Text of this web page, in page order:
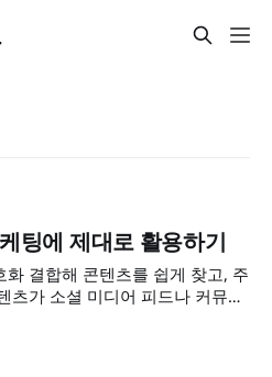
팅에 제대로 활용하기
결합해 콘텐츠를 쉽게 찾고, 주
츠가 소셜 미디어 피드나 커뮤니
주는 마크업 태그의 일종이다.